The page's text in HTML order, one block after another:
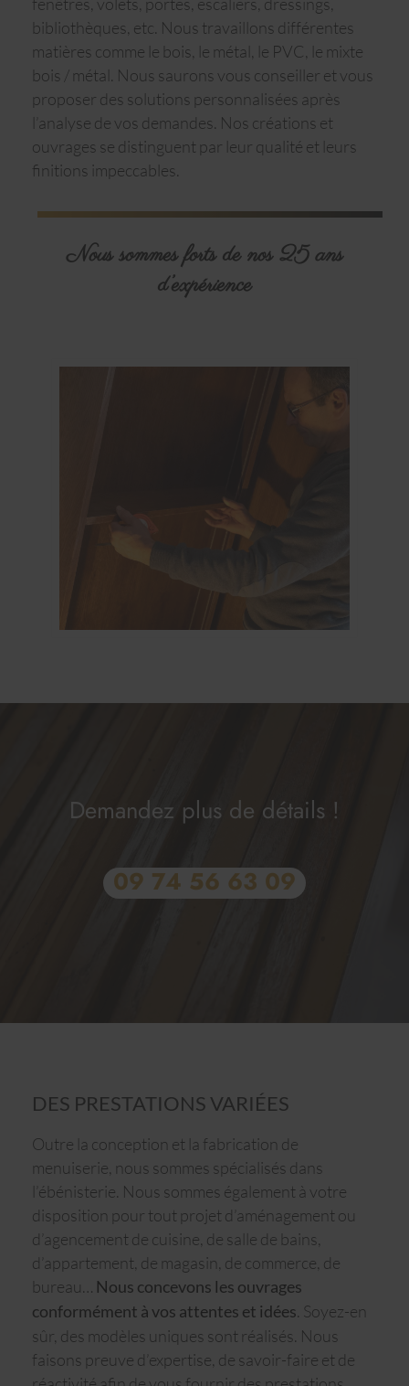
bibliothèques, etc. Nous travaillons différentes
matières comme le bois, le métal, le PVC, le mixte
bois / métal. Nous saurons vous conseiller et vous
proposer des solutions personnalisées après
l’analyse de vos demandes. Nos créations et
ouvrages se distinguent par leur qualité et leurs
finitions impeccables.
Nous sommes forts de nos 25 ans
d’expérience
Demandez plus de détails !
09 74 56 63 09
DES PRESTATIONS VARIÉES
Outre la conception et la fabrication de
menuiserie, nous sommes spécialisés dans
l’ébénisterie. Nous sommes également à votre
disposition pour tout projet d’aménagement ou
d’agencement de cuisine, de salle de bains,
d’appartement, de magasin, de commerce, de
bureau… Nous concevons les ouvrages
conformément à vos attentes et idées. Soyez-en
sûr, des modèles uniques sont réalisés. Nous
faisons preuve d’expertise, de savoir-faire et de